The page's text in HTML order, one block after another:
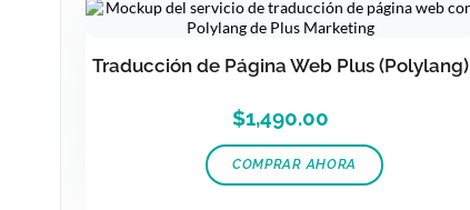
Traducción de Página Web Plus (Polylang)
$1,490.00
COMPRAR AHORA